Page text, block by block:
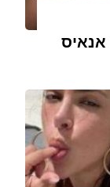
אנאיס